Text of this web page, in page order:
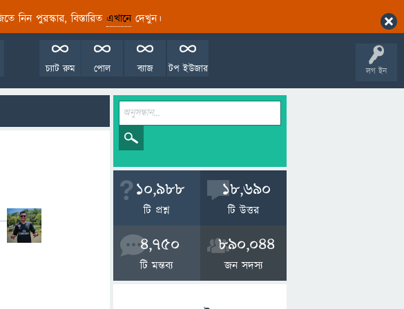
নিন পুরস্কার, বিস্তারিত এখানেদেখুন।
লগ ইন
টপ ইউজার
ব্যাজ
পোল
চ্যাট রুম
10,988
টি প্রশ্ন
18,690
টি উত্তর
4,750
টি মন্তব্য
890,044
জন সদস্য